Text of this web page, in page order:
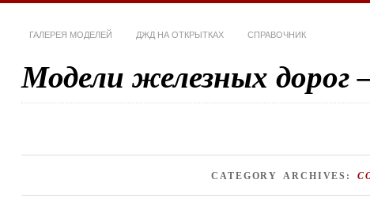
ГАЛЕРЕЯ МОДЕЛЕЙ ДЖД НА ОТКРЫТКАХ СПРАВОЧНИК
Модели железных дорог
CATEGORY ARCHIVES: